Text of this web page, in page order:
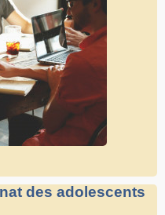
des adolescents